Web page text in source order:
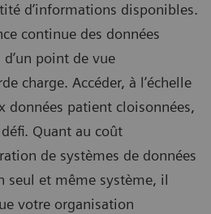
d’informations disponibles.
continue des données
d’un point de vue
charge. Accéder, à l’échelle
données patient cloisonnées,
Quant au coût
de systèmes de données
seul et même système, il
votre organisation